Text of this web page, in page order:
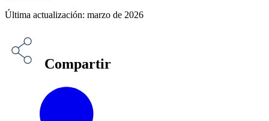
Última actualización: marzo de 2026
Compartir